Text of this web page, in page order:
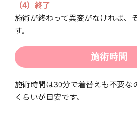
（4）終了
施術が終わって異変がなければ、
す。
施術時間
施術時間は30分で着替えも不要な
くらいが目安です。